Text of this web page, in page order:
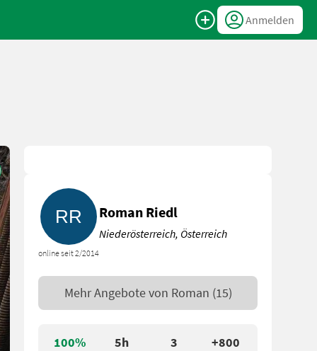
Anmelden
100% 5h 3 +800
online seit 2/2014
Roman Riedl
Niederösterreich, Österreich
Mehr Angebote von Roman (15)